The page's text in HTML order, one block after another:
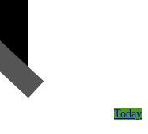
Today